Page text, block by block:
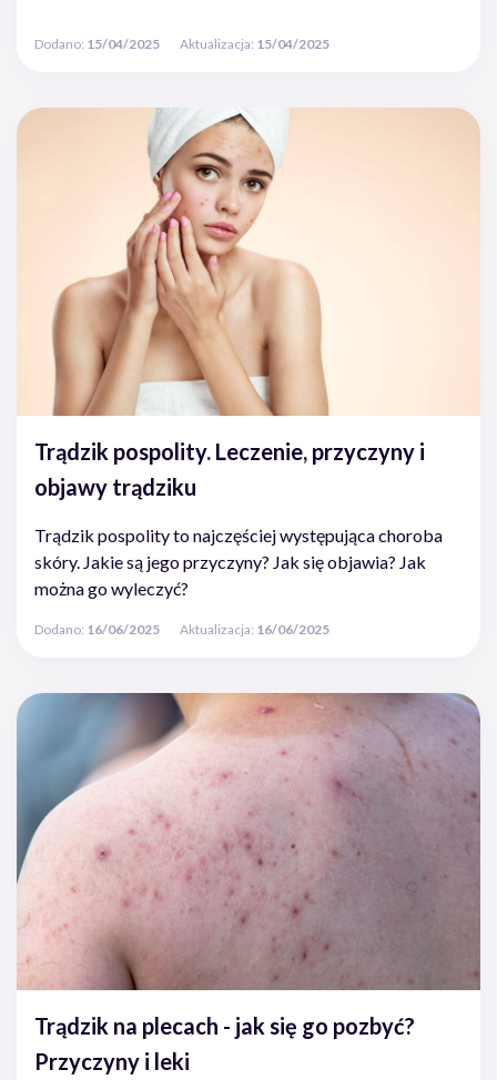
Dodano: 15/04/2025 Aktualizacja: 15/04/2025
Trądzik pospolity. Leczenie, przyczyny i
objawy trądziku
Trądzik pospolity to najczęściej występująca choroba
skóry. Jakie są jego przyczyny? Jak się objawia? Jak
można go wyleczyć?
Dodano: 16/06/2025 Aktualizacja: 16/06/2025
Trądzik na plecach - jak się go pozbyć?
Przyczyny i leki